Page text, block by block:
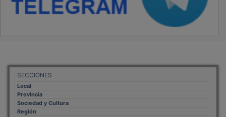
SECCIONES
Local
Provincia
Sociedad y Cultura
Región
Deportes